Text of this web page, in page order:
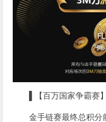
▌【百万国家争霸赛】
金手链赛最终总积分